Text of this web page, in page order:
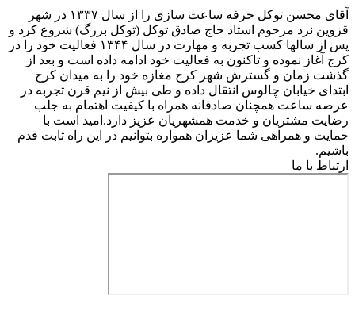
آقای محسن توکل حرفه ساعت سازی را از سال ۱۳۳۷ در شهر
قزوین نزد مرحوم استاد حاج صادق توکل (توکل بزرگ) شروع کرد و
پس از سالها کسب تجربه و مهارت در سال ۱۳۴۴ فعالیت خود را در
کرج آغاز نموده و تاکنون به فعالیت خود ادامه داده است و بعد از
گذشت زمان و گسترش شهر کرج مغازه خود را به میدان کرج
ابتدای خیابان چالوس انتقال داده و طی بیش از نیم قرن تجربه در
عرصه ساعت همچنان صادقانه همراه با کیفیت اهتمام به جلب
رضایت مشتریان و خدمت همشهریان عزیز دارد.امید است با
حمایت و همراهی شما عزیزان همواره بتوانیم در این راه ثابت قدم
باشیم.
ارتباط با ما